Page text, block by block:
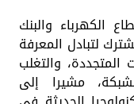
الكهرباء والبنك
لتبادل المعرفة
المتجددة، والتغلب
مشيرا إلى